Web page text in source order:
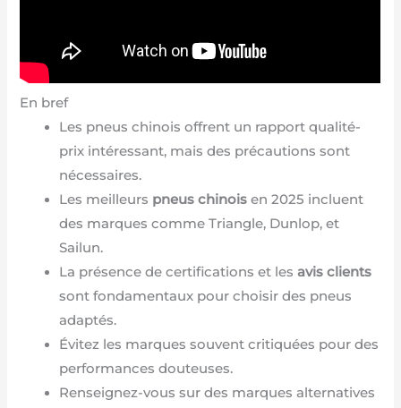
En bref
Les pneus chinois offrent un rapport qualité-
prix intéressant, mais des précautions sont
nécessaires.
Les meilleurs pneus chinois en 2025 incluent
des marques comme Triangle, Dunlop, et
Sailun.
La présence de certifications et lesavis clients
sont fondamentaux pour choisir des pneus
adaptés.
Évitez les marques souvent critiquées pour des
performances douteuses.
Renseignez-vous sur des marques alternatives